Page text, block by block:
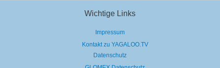
Wichtige Links
Impressum
Kontakt zu YAGALOO.TV
Datenschutz